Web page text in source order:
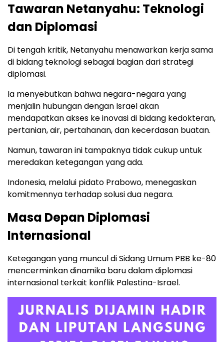
Tawaran Netanyahu: Teknologi
dan Diplomasi
Di tengah kritik, Netanyahu menawarkan kerja sama
di bidang teknologi sebagai bagian dari strategi
diplomasi.
Ia menyebutkan bahwa negara-negara yang
menjalin hubungan dengan Israel akan
mendapatkan akses ke inovasi di bidang kedokteran,
pertanian, air, pertahanan, dan kecerdasan buatan.
Namun, tawaran ini tampaknya tidak cukup untuk
meredakan ketegangan yang ada.
Indonesia, melalui pidato Prabowo, menegaskan
komitmennya terhadap solusi dua negara.
Masa Depan Diplomasi
Internasional
Ketegangan yang muncul di Sidang Umum PBB ke-80
mencerminkan dinamika baru dalam diplomasi
internasional terkait konflik Palestina-Israel.